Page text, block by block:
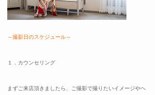
～撮影日のスケジュール～
１．カウンセリング
まずご来店頂きましたら、ご撮影で撮りたいイメージやヘ